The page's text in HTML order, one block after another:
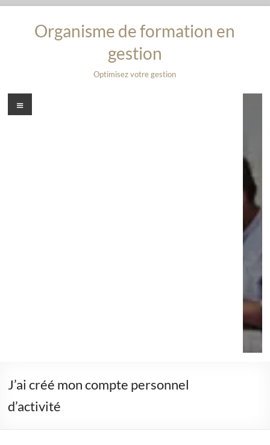
Organisme de formation en
gestion
Optimisez votre gestion
Menu
J’ai créé mon compte personnel
d’activité